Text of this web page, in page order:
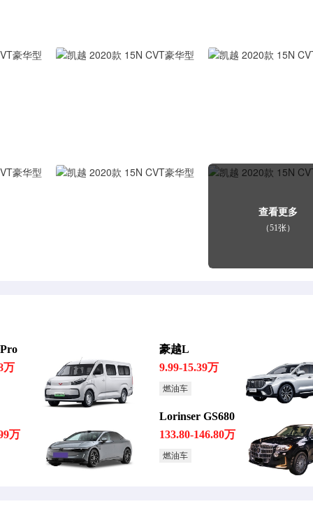
查看更多
（51张）
万
豪越L
9.99-15.39万
燃油车
万
Lorinser GS680
133.80-146.80万
燃油车